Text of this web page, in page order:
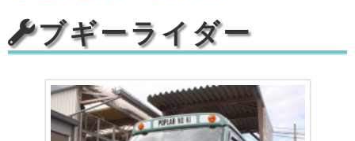
ブギーライダー